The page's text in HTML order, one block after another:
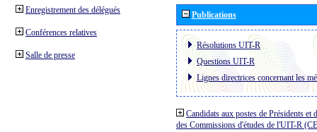
Enregistrement des délégués
Conférences relatives
Salle de presse
Publications
Résolutions UIT-R
Questions UIT-R
Lignes directrices concernant les
Candidats aux postes de Présidents et
des Commissions d'études de l'UIT-R